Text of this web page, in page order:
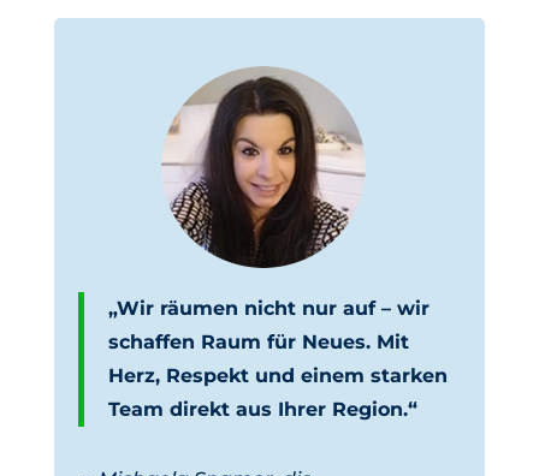
„Wir räumen nicht nur auf – wir
schaffen Raum für Neues. Mit
Herz, Respekt und einem starken
Team direkt aus Ihrer Region.“